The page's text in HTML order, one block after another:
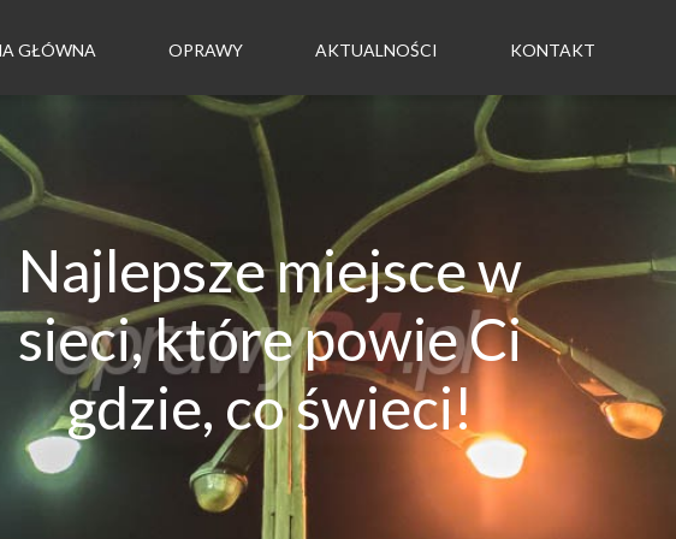
GŁÓWNA OPRAWY AKTUALNOŚCI KONTAKT
Najlepsze miejsce w
sieci, które powie Ci
gdzie, co świeci!